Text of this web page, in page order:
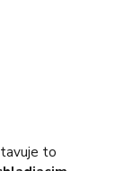
to